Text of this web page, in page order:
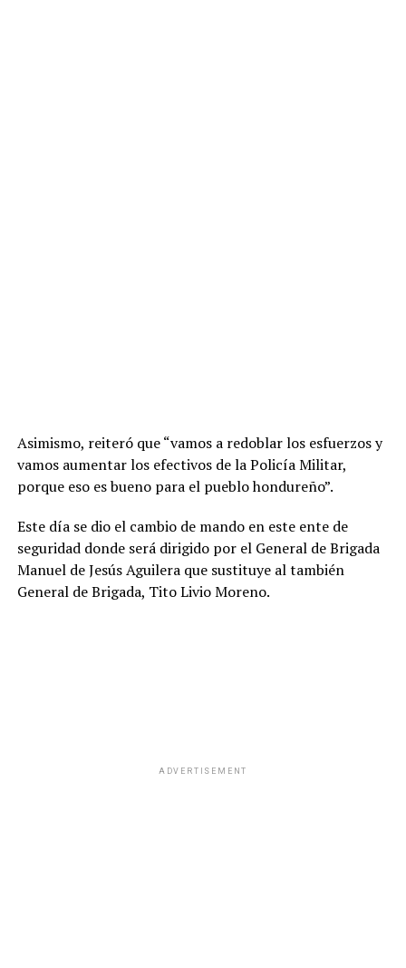
Asimismo, reiteró que “vamos a redoblar los esfuerzos y
vamos aumentar los efectivos de la Policía Militar,
porque eso es bueno para el pueblo hondureño”.
Este día se dio el cambio de mando en este ente de
seguridad donde será dirigido por el General de Brigada
Manuel de Jesús Aguilera que sustituye al también
General de Brigada, Tito Livio Moreno.
ADVERTISEMENT